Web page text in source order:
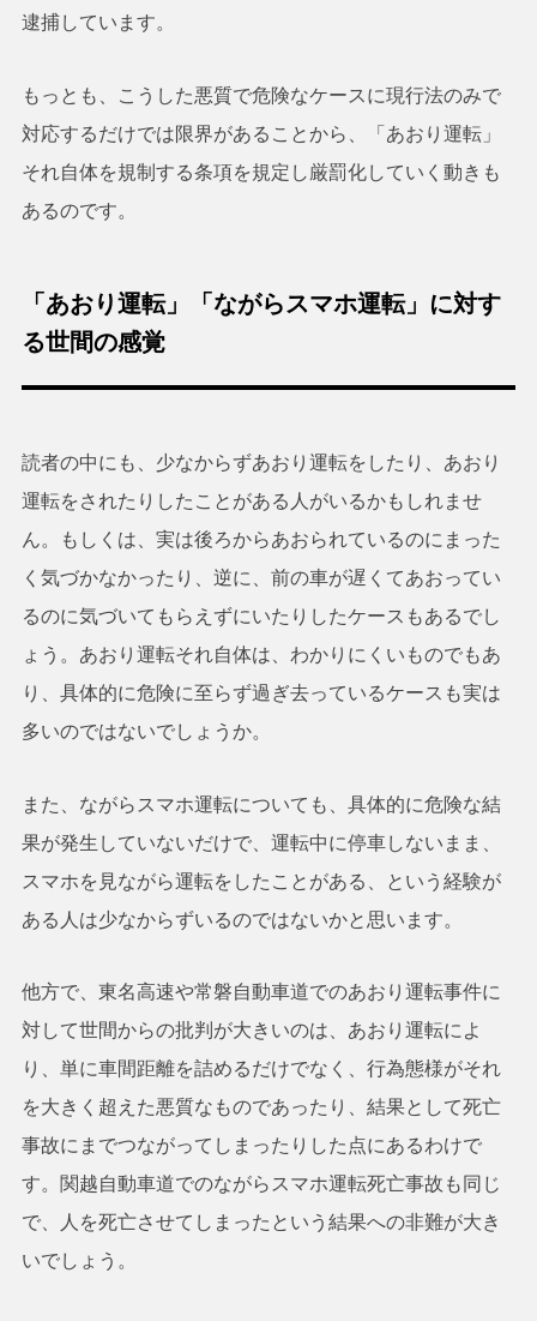
逮捕しています。
もっとも、こうした悪質で危険なケースに現行法のみで
対応するだけでは限界があることから、「あおり運転」
それ自体を規制する条項を規定し厳罰化していく動きも
あるのです。
「あおり運転」「ながらスマホ運転」に対す
る世間の感覚
読者の中にも、少なからずあおり運転をしたり、あおり
運転をされたりしたことがある人がいるかもしれませ
ん。もしくは、実は後ろからあおられているのにまった
く気づかなかったり、逆に、前の車が遅くてあおってい
るのに気づいてもらえずにいたりしたケースもあるでし
ょう。あおり運転それ自体は、わかりにくいものでもあ
り、具体的に危険に至らず過ぎ去っているケースも実は
多いのではないでしょうか。
また、ながらスマホ運転についても、具体的に危険な結
果が発生していないだけで、運転中に停車しないまま、
スマホを見ながら運転をしたことがある、という経験が
ある人は少なからずいるのではないかと思います。
他方で、東名高速や常磐自動車道でのあおり運転事件に
対して世間からの批判が大きいのは、あおり運転によ
り、単に車間距離を詰めるだけでなく、行為態様がそれ
を大きく超えた悪質なものであったり、結果として死亡
事故にまでつながってしまったりした点にあるわけで
す。関越自動車道でのながらスマホ運転死亡事故も同じ
で、人を死亡させてしまったという結果への非難が大き
いでしょう。